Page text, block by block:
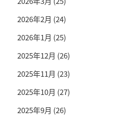
2026年2月 (24)
2026年1月 (25)
2025年12月 (26)
2025年11月 (23)
2025年10月 (27)
2025年9月 (26)